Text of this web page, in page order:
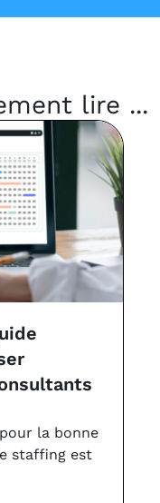
lire ...
la bonne
staffing est